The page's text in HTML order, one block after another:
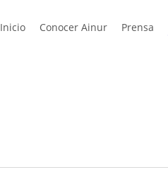
Inicio Conocer Ainur Prensa